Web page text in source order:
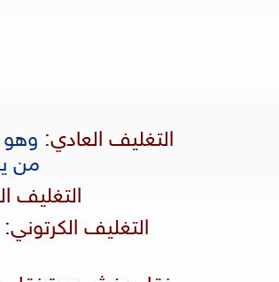
التغليف العادي: وهو
من
التغليف
التغليف الكرتوني